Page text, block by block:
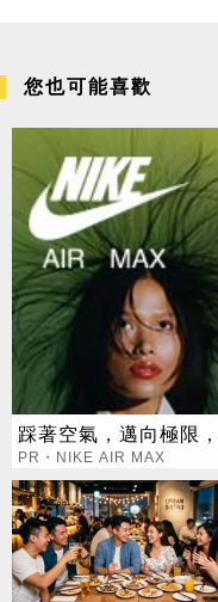
您也可能喜歡
踩著空氣，邁向極限
PR・NIKE AIR MAX